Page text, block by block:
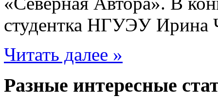
студентка НГУЭУ Ирина
Читать далее »
Разные интересные